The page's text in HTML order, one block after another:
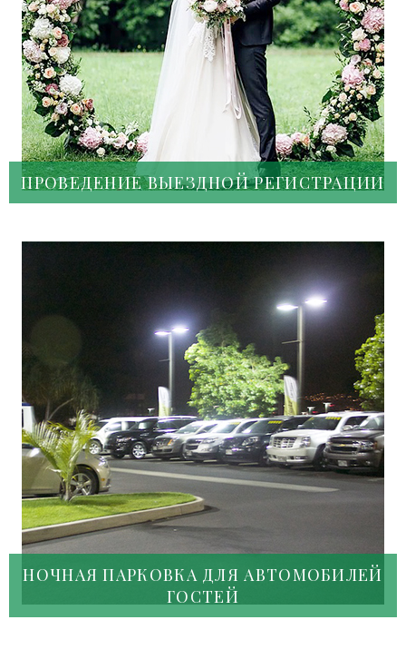
ПРОВЕДЕНИЕ ВЫЕЗДНОЙ РЕГИСТРАЦИИ
НОЧНАЯ ПАРКОВКА ДЛЯ АВТОМОБИЛЕЙ
ГОСТЕЙ